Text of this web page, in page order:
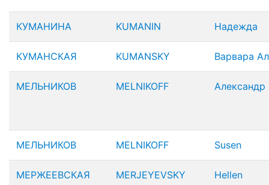
КУМАНИНА KUMANIN Надежда
КУМАНСКАЯ KUMANSKY Варвара
МЕЛЬНИКОВ MELNIKOFF Александр
МЕЛЬНИКОВ MELNIKOFF Susen
МЕРЖЕЕВСКАЯ MERJEYEVSKY Hellen